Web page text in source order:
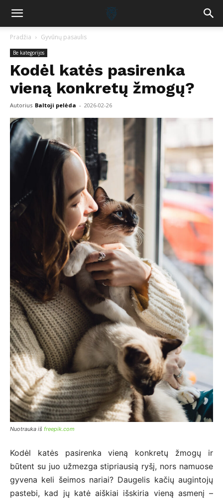
Pradžia Gyvūnų pasaulis
Be kategorijos
Kodėl katės pasirenka
vieną konkretų žmogų?
Autorius Baltoji pelėda - 2026-02-26
Nuotrauka iš freepik.com
Kodėl katės pasirenka vieną konkretų žmogų ir
būtent su juo užmezga stipriausią ryšį, nors namuose
gyvena keli šeimos nariai? Daugelis kačių augintojų
pastebi, kad jų katė aiškiai išskiria vieną asmenį –